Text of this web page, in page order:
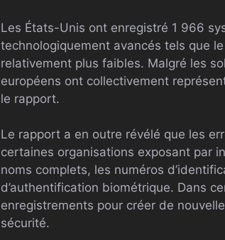
Les États-Unis ont enregistré 1 966
technologiquement avancés tels que
relativement plus faibles. Malgré les
européens ont collectivement
le rapport.
Le rapport a en outre révélé que les
certaines organisations exposant par
noms complets, les numéros
d’authentification biométrique. Dans
enregistrements pour créer de
sécurité.